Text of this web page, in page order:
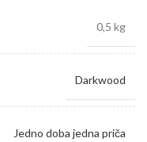
0,5 kg
Darkwood
Jedno doba jedna priča